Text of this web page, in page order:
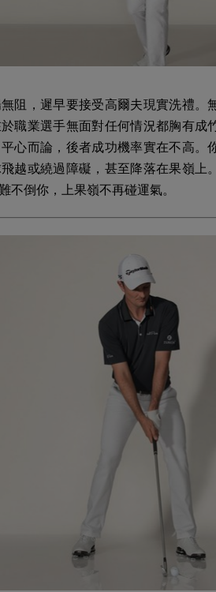
阻，遲早要接受高爾夫現實洗禮
職業選手無面對任何情況都胸有成
心而論，後者成功機率實在不高
越或繞過障礙，甚至降落在果嶺上
不倒你，上果嶺不再碰運氣。